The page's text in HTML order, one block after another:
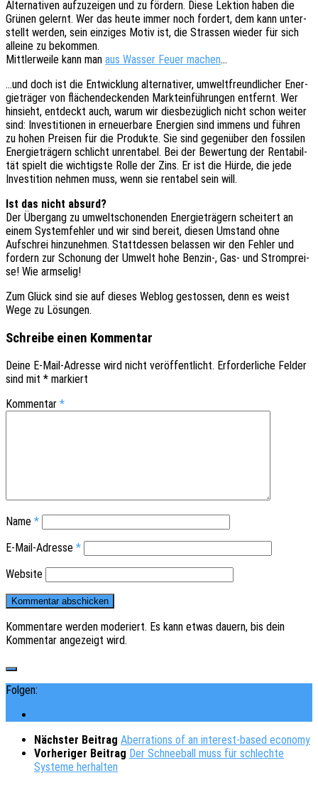
Alter­na­ti­ven aufzu­zei­gen und zu fördern. Diese Lekti­on haben die
Grünen gelernt. Wer das heute immer noch fordert, dem kann unter­
stellt werden, sein einzi­ges Motiv ist, die Stras­sen wieder für sich
allei­ne zu bekommen.
Mitt­ler­wei­le kann man aus Wasser Feuer machen…
…und doch ist die Entwick­lung alter­na­ti­ver, umwelt­freund­li­cher Ener­
gie­trä­ger von flächen­de­cken­den Markt­ein­füh­run­gen entfernt. Wer
hinsieht, entdeckt auch, warum wir dies­be­züg­lich nicht schon weiter
sind: Inves­ti­tio­nen in erneu­er­ba­re Ener­gien sind immens und führen
zu hohen Prei­sen für die Produk­te. Sie sind gegen­über den fossi­len
Ener­gie­trä­gern schlicht unren­ta­bel. Bei der Bewer­tung der Renta­bil­
tät spielt die wich­tigs­te Rolle der Zins. Er ist die Hürde, die jede
Inves­ti­ti­on nehmen muss, wenn sie renta­bel sein will.
Ist das nicht absurd?
Der Über­gang zu umwelt­scho­nen­den Ener­gie­trä­gern schei­tert an
einem System­feh­ler und wir sind bereit, diesen Umstand ohne
Aufschrei hinzu­neh­men. Statt­des­sen belas­sen wir den Fehler und
fordern zur Scho­nung der Umwelt hohe Benzin‑, Gas- und Strom­prei­
se! Wie armselig!
Zum Glück sind sie auf dieses Weblog gestos­sen, denn es weist
Wege zu Lösungen.
Schreibe einen Kommentar
Deine E-Mail-Adresse wird nicht veröffentlicht. Erforderliche Felder
sind mit * markiert
Kommentar *
Name *
E-Mail-Adresse *
Website
Kommentare werden moderiert. Es kann etwas dauern, bis dein
Kommentar angezeigt wird.
Folgen:
Nächster Beitrag Aberrations of an interest-based economy
Vorheriger Beitrag Der Schneeball muss für schlechte
Systeme herhalten